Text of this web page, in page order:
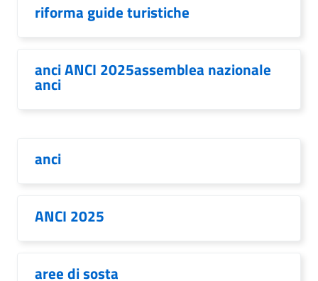
riforma guide turistiche
anci ANCI 2025assemblea nazionale
anci
anci
ANCI 2025
aree di sosta